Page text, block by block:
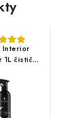
Interior
1L čistič